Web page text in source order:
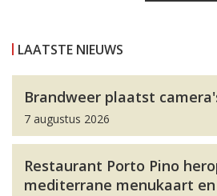
LAATSTE NIEUWS
Brandweer plaatst
7 augustus 2026
Restaurant Porto Pino
mediterrane menukaart